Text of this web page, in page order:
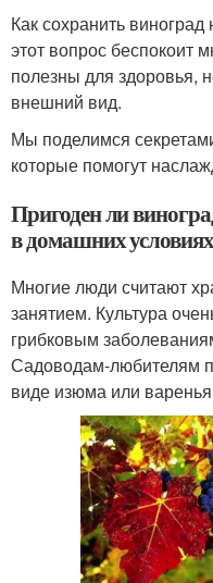
Как сохранить
этот вопрос беспокоит
полезны для здоровья,
внешний вид.
Мы поделимся
которые помогут
Пригоден ли
в домашних
Многие люди считают
занятием. Культура
грибковым
Садоводам-любителям
виде изюма или